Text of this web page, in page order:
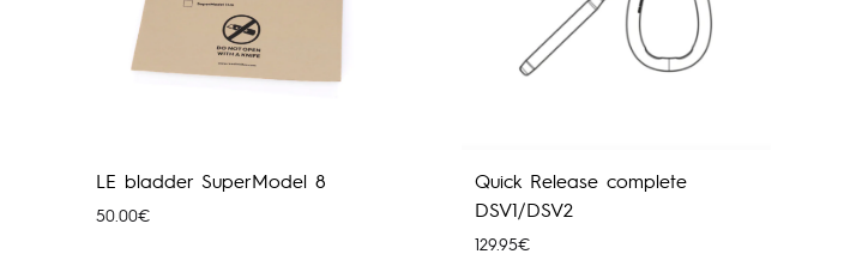
LE bladder SuperModel 8
50.00€
Quick Release complete
DSV1/DSV2
129.95€